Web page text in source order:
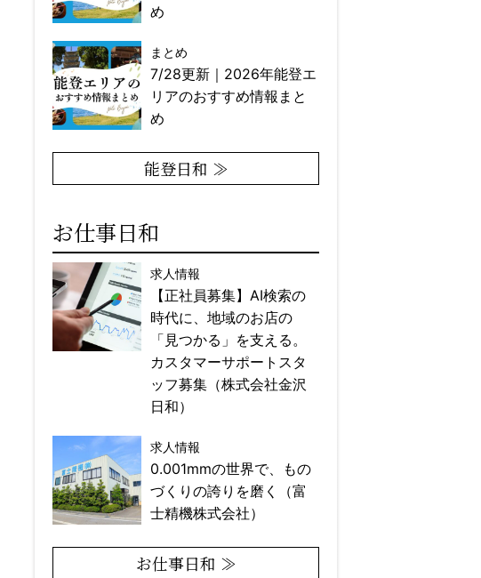
め
まとめ
7/28更新｜2026年能登エ
リアのおすすめ情報まと
め
能登日和 ≫
お仕事日和
求人情報
【正社員募集】AI検索の
時代に、地域のお店の
「見つかる」を支える。
カスタマーサポートスタ
ッフ募集（株式会社金沢
日和）
求人情報
0.001mmの世界で、もの
づくりの誇りを磨く（富
士精機株式会社）
お仕事日和 ≫